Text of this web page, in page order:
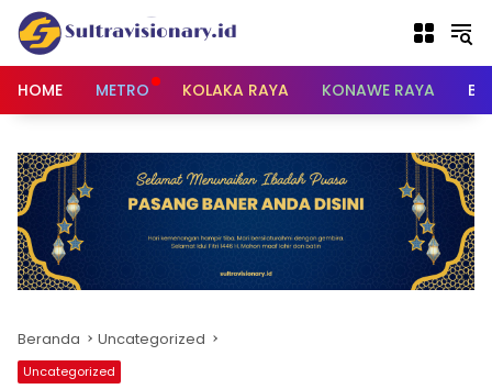
Langsung
konten
HOME
METRO KOLAKA RAYA KONAWE RAYA
Beranda Uncategorized
Uncategorized